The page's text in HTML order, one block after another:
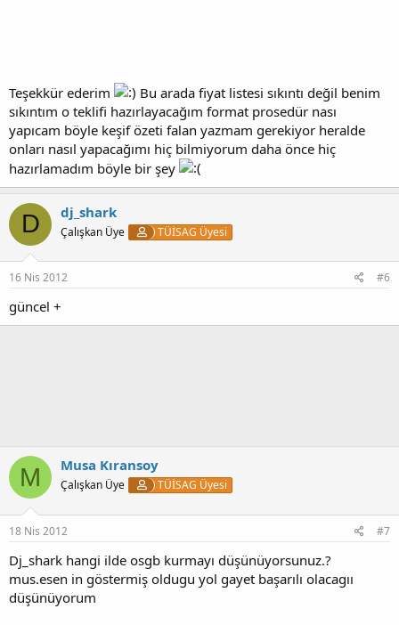
Teşekkür ederim
Bu arada fiyat listesi sıkıntı değil benim
sıkıntım o teklifi hazırlayacağım format prosedür nası
yapıcam böyle keşif özeti falan yazmam gerekiyor heralde
onları nasıl yapacağımı hiç bilmiyorum daha önce hiç
hazırlamadım böyle bir şey
D dj_shark
Çalışkan Üye TÜİSAG Üyesi
16 Nis 2012 #6
güncel +
M Musa Kıransoy
Çalışkan Üye TÜİSAG Üyesi
18 Nis 2012 #7
Dj_shark hangi ilde osgb kurmayı düşünüyorsunuz.?
mus.esen in göstermiş oldugu yol gayet başarılı olacagıı
düşünüyorum